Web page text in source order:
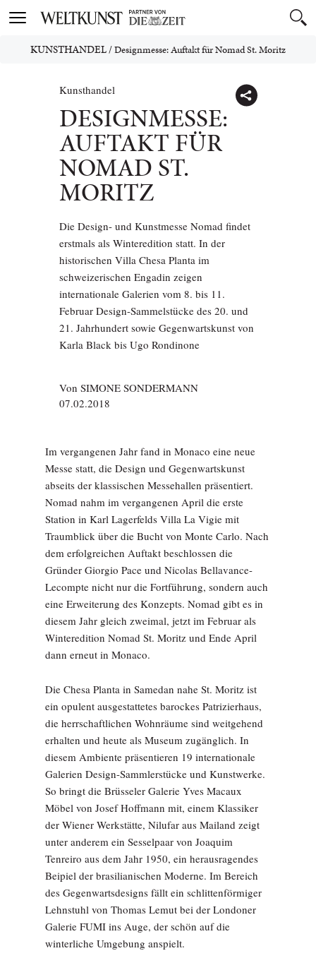
Toggle
KUNSTHANDEL/Designmesse: Auftakt für Nomad St. Moritz
Kunsthandel
DESIGNMESSE:
AUFTAKT FÜR
NOMAD ST.
MORITZ
Die Design- und Kunstmesse Nomad findet
erstmals als Winteredition statt. In der
historischen Villa Chesa Planta im
schweizerischen Engadin zeigen
internationale Galerien vom 8. bis 11.
Februar Design-Sammelstücke des 20. und
21. Jahrhundert sowie Gegenwartskunst von
Karla Black bis Ugo Rondinone
Von SIMONE SONDERMANN
07.02.2018
Im vergangenen Jahr fand in Monaco eine neue
Messe statt, die Design und Gegenwartskunst
abseits der klassischen Messehallen präsentiert.
Nomad nahm im vergangenen April die erste
Station in Karl Lagerfelds Villa La Vigie mit
Traumblick über die Bucht von Monte Carlo. Nach
dem erfolgreichen Auftakt beschlossen die
Gründer Giorgio Pace und Nicolas Bellavance-
Lecompte nicht nur die Fortführung, sondern auch
eine Erweiterung des Konzepts. Nomad gibt es in
diesem Jahr gleich zweimal, jetzt im Februar als
Winteredition Nomad St. Moritz und Ende April
dann erneut in Monaco.
Die Chesa Planta in Samedan nahe St. Moritz ist
ein opulent ausgestattetes barockes Patrizierhaus,
die herrschaftlichen Wohnräume sind weitgehend
erhalten und heute als Museum zugänglich. In
diesem Ambiente präsentieren 19 internationale
Galerien Design-Sammlerstücke und Kunstwerke.
So bringt die Brüsseler Galerie Yves Macaux
Möbel von Josef Hoffmann mit, einem Klassiker
der Wiener Werkstätte, Nilufar aus Mailand zeigt
unter anderem ein Sesselpaar von Joaquim
Tenreiro aus dem Jahr 1950, ein herausragendes
Beipiel der brasilianischen Moderne. Im Bereich
des Gegenwartsdesigns fällt ein schlittenförmiger
Lehnstuhl von Thomas Lemut bei der Londoner
Galerie FUMI ins Auge, der schön auf die
winterliche Umgebung anspielt.